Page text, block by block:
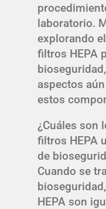
laboratorio.
explorando
filtros HEPA
aspectos
estos
¿Cuáles son
filtros HEPA
de
Cuando se
HEPA son